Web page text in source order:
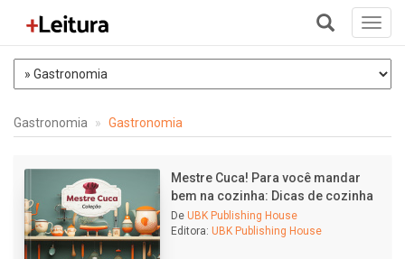
+
Gastronomia Gastronomia
Mestre Cuca! Para você mandar
bem na cozinha: Dicas de cozinha
De UBK Publishing House
Editora: UBK Publishing House